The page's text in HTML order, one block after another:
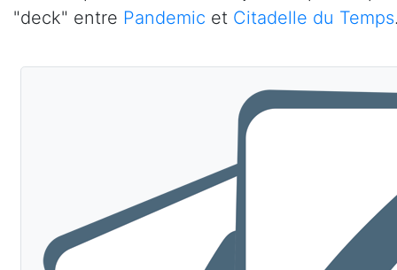
"deck" entre Pandemic et Citadelle du Temps